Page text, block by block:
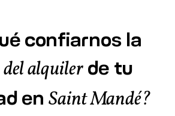
confiarnos la
alquilerde tu
enSaint Mandé?